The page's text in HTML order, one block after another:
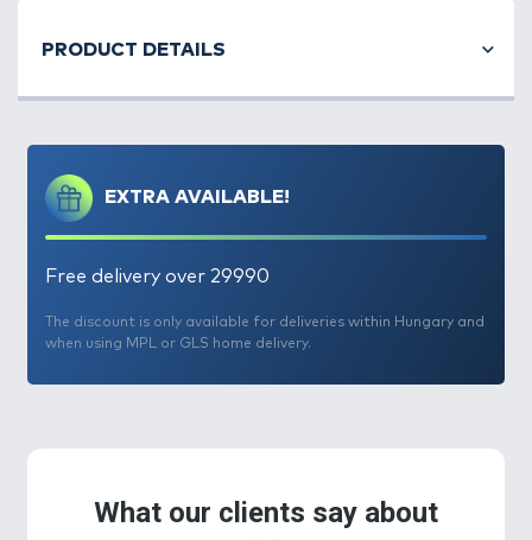
kihívása a távoli, pontos dobás. Ehhez olyan botra
sugároz, hanem precízen kontrollálható is a teljes
híres Kaiwo horgászbotgyárban készült, a
legmodernebb gyártástechnológia alkalmazásával
és világelső alapanyagok felhasználásával.
kategóriájában egyedülálló távdobási
tulajdonsággal rendelkezik.
ismerősen csenghet, nem véletlenül, hiszen néhány
éve a kínálatukból olyan spiccbotokat hoztunk
forgalomba, melyek rendkívüli terhelésnek is
leghosszabb változattal – megfelelő
EXTRA AVAILABLE!
Free delivery over 29990
The discount is only available for deliveries within Hungary and
when using MPL or GLS home delivery.
PRODUCT DETAILS